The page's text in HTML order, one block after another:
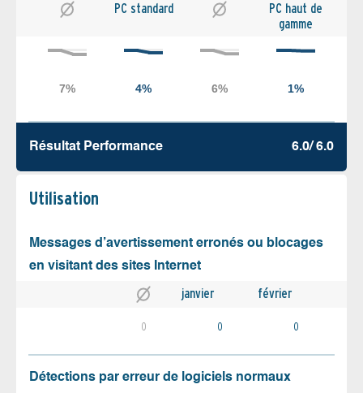
PC standard
PC haut de
gamme
Résultat Performance 6.0/ 6.0
Utilisation
Messages d’avertissement erronés ou blocages
en visitant des sites Internet
janvier février
0 0 0
Détections par erreur de logiciels normaux